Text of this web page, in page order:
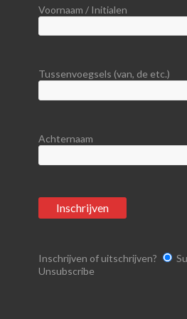
Voornaam / Initialen
Tussenvoegsels (van, de etc.)
Achternaam
Inschrijven of uitschrijven?
Unsubscribe